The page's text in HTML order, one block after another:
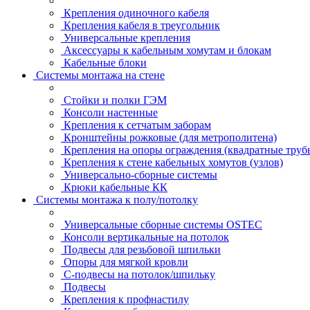
Крепления одиночного кабеля
Крепления кабеля в треугольник
Универсальные крепления
Аксессуары к кабельным хомутам и блокам
Кабельные блоки
Системы монтажа на стене
Стойки и полки ГЭМ
Консоли настенные
Крепления к сетчатым заборам
Кронштейны рожковые (для метрополитена)
Крепления на опоры ограждения (квадратные
Крепления к стене кабельных хомутов (узлов)
Универсально-сборные системы
Крюки кабельные КК
Системы монтажа к полу/потолку
Универсальные сборные системы OSTEC
Консоли вертикальные на потолок
Подвесы для резьбовой шпильки
Опоры для мягкой кровли
С-подвесы на потолок/шпильку
Подвесы
Крепления к профнастилу